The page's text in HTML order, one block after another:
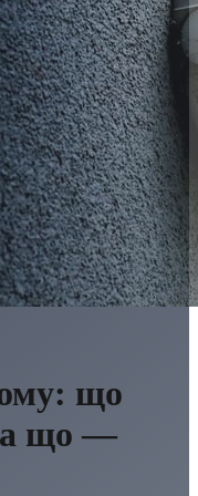
що
а що —